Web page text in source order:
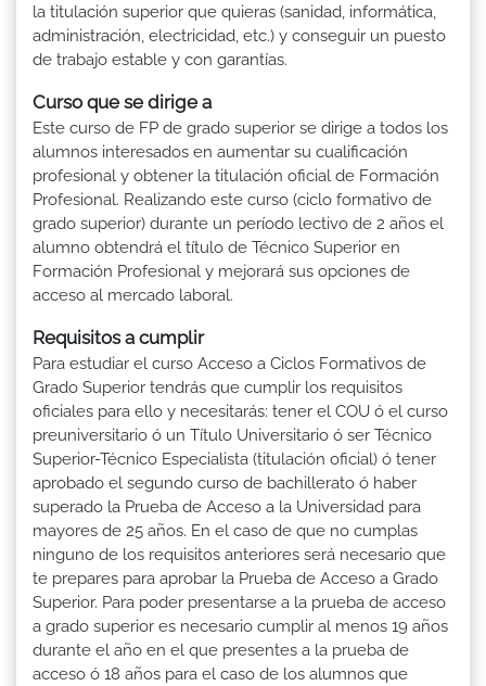
la titulación superior que quieras (sanidad, informática,
administración, electricidad, etc.) y conseguir un puesto
de trabajo estable y con garantías.
Curso que se dirige a
Este curso de FP de grado superior se dirige a todos los
alumnos interesados en aumentar su cualificación
profesional y obtener la titulación oficial de Formación
Profesional. Realizando este curso (ciclo formativo de
grado superior) durante un período lectivo de 2 años el
alumno obtendrá el título de Técnico Superior en
Formación Profesional y mejorará sus opciones de
acceso al mercado laboral.
Requisitos a cumplir
Para estudiar el curso Acceso a Ciclos Formativos de
Grado Superior tendrás que cumplir los requisitos
oficiales para ello y necesitarás: tener el COU ó el curso
preuniversitario ó un Título Universitario ó ser Técnico
Superior-Técnico Especialista (titulación oficial) ó tener
aprobado el segundo curso de bachillerato ó haber
superado la Prueba de Acceso a la Universidad para
mayores de 25 años. En el caso de que no cumplas
ninguno de los requisitos anteriores será necesario que
te prepares para aprobar la Prueba de Acceso a Grado
Superior. Para poder presentarse a la prueba de acceso
a grado superior es necesario cumplir al menos 19 años
durante el año en el que presentes a la prueba de
acceso ó 18 años para el caso de los alumnos que